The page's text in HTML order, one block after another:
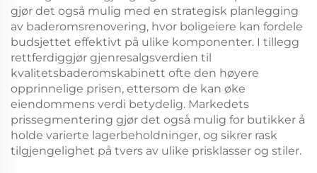
gjør det også mulig med en strategisk planlegging
av baderomsrenovering, hvor boligeiere kan fordele
budsjettet effektivt på ulike komponenter. I tillegg
rettferdiggjør gjenresalgsverdien til
kvalitetsbaderomskabinett ofte den høyere
opprinnelige prisen, ettersom de kan øke
eiendommens verdi betydelig. Markedets
prissegmentering gjør det også mulig for butikker å
holde varierte lagerbeholdninger, og sikrer rask
tilgjengelighet på tvers av ulike prisklasser og stiler.